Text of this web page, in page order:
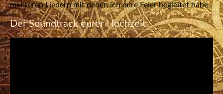
mehreren Liedern mit denen ich eure Feier begleitet habe.
Der Soundtrack eurer Hochzeit: